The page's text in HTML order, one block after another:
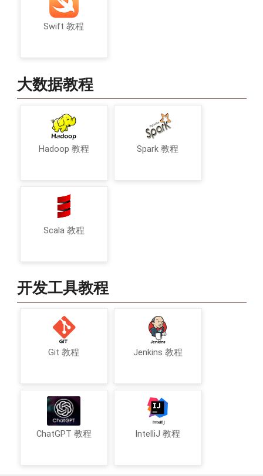
Swift 教程
大数据教程
Hadoop 教程 Spark 教程
Scala 教程
开发工具教程
Git 教程 Jenkins 教程
ChatGPT 教程 IntelliJ 教程